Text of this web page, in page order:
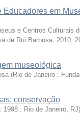
em
e Centros Culturais
de Rui Barbosa, 2010,
museológica
(Rio de Janeiro :
conservação
1998 : Rio de Janeiro, RJ)